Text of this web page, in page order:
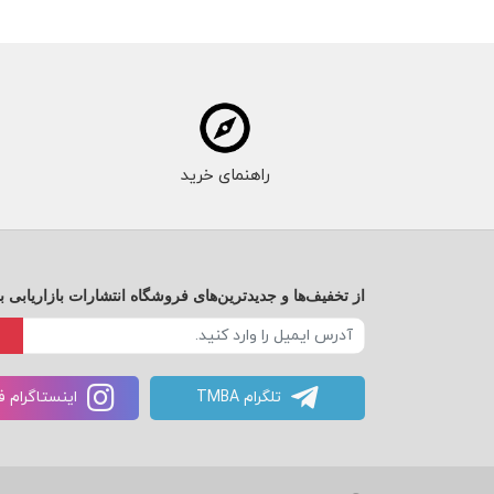
راهنمای خرید
از تخفیف‌ها و جدیدترین‌های فروشگاه انتشارات بازاریابی
تلگرام TMBA